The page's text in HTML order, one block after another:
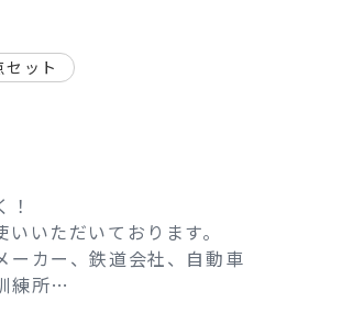
ット
いただいております。
ーカー、鉄道会社、自動車
練所…